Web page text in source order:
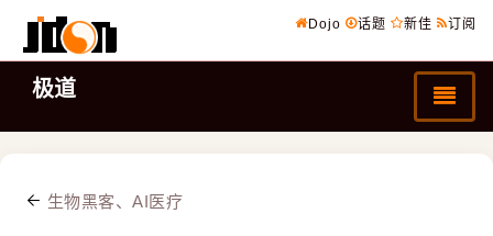
Dojo 话题 新佳 订阅
极道
生物黑客、AI医疗